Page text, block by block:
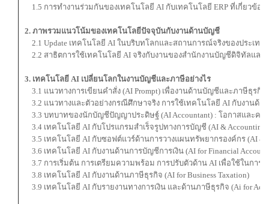
1.5 การทำงานร่วมกันของเทคโนโลยี AI กับเทคโนโลยี ERP ที่เกี่ยวข้
2. ภาพรวมแนวโน้มของเทคโนโลยีปัจจุบันกับงานด้านบัญชี
2.1 Update เทคโนโลยี AI ในบริบทโลกและสถานการณ์จริงของประเท
2.2 สาธิตการใช้เทคโนโลยี AI จริงกับงานของสำนักงานบัญชีดิจิทัลแล
3. เทคโนโลยี AI เปลี่ยนโลกในงานบัญชีและภาษีอย่างไร
3.1 แนวทางการเขียนคำสั่ง (AI Prompt) เพื่องานด้านบัญชีและภาษีธุรกิจ
3.2 แนวทางและตัวอย่างกรณีศึกษาจริง การใช้เทคโนโลยี AI กับงานด้า
3.3 บทบาทของนักบัญชีปัญญาประดิษฐ์ (AI Accountant) : โอกาสและควา
3.4 เทคโนโลยี AI กับโปรแกรมสำเร็จรูปทางการบัญชี (AI & Accounting
3.5 เทคโนโลยี AI กับซอฟต์แวร์ด้านการวางแผนทรัพยากรองค์กร (AI &
3.6 เทคโนโลยี AI กับงานด้านการบัญชีการเงิน (AI for Financial
3.7 การเริ่มต้น การเตรียมความพร้อม การปรับตัวด้าน AI เพื่อใช้ในกา
3.8 เทคโนโลยี AI กับงานด้านภาษีธุรกิจ (AI for Business Taxation)
3.9 เทคโนโลยี AI กับรายงานทางการเงิน และด้านภาษีธุรกิจ (Ai for